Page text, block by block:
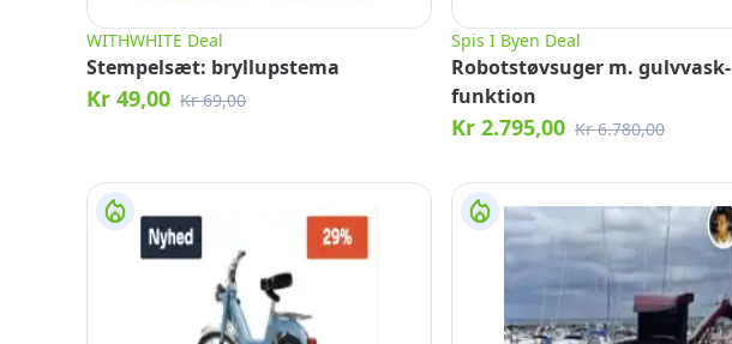
WITHWHITE Deal
Stempelsæt: bryllupstema
Kr 49,00 Kr 69,00
Spis I Byen Deal
Robotstøvsuger m. gulvvask-
funktion
Kr 2.795,00 Kr 6.780,00